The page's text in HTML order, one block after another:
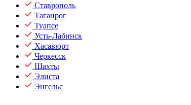
Ставрополь
Таганрог
Туапсе
Усть-Лабинск
Хасавюрт
Черкесск
Шахты
Элиста
Энгельс